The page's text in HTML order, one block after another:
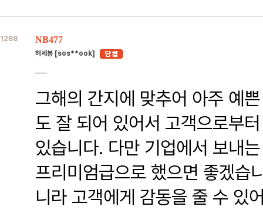
1288 NB477
허세봉 [sos**ook]
그해의 간지에 맞추어 아주 예
도 잘 되어 있어서 고객으로부
있습니다. 다만 기업에서 보내
프리미엄급으로 했으면 좋겠습
니라 고객에게 감동을 줄 수 있